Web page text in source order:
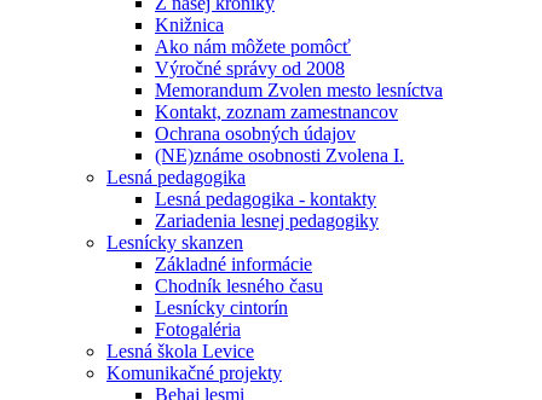
Knižnica
Ako nám môžete pomôcť
Výročné správy od 2008
Memorandum Zvolen mesto lesníctva
Kontakt, zoznam zamestnancov
Ochrana osobných údajov
(NE)známe osobnosti Zvolena I.
Lesná pedagogika
Lesná pedagogika - kontakty
Zariadenia lesnej pedagogiky
Lesnícky skanzen
Základné informácie
Chodník lesného času
Lesnícky cintorín
Fotogaléria
Lesná škola Levice
Komunikačné projekty
Behaj lesmi